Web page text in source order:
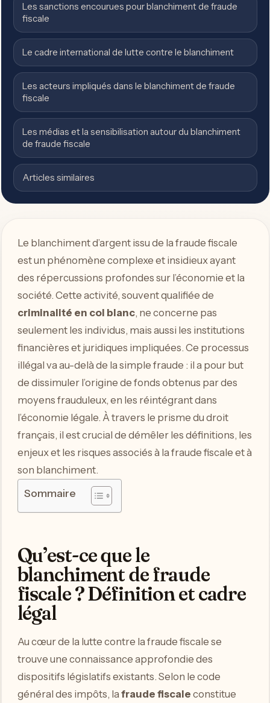
Les sanctions encourues pour blanchiment de fraude
fiscale
Le cadre international de lutte contre le blanchiment
Les acteurs impliqués dans le blanchiment de fraude
fiscale
Les médias et la sensibilisation autour du blanchiment
de fraude fiscale
Articles similaires
Le blanchiment d’argent issu de la fraude fiscale
est un phénomène complexe et insidieux ayant
des répercussions profondes sur l’économie et la
société. Cette activité, souvent qualifiée de
criminalité en col blanc, ne concerne pas
seulement les individus, mais aussi les institutions
financières et juridiques impliquées. Ce processus
illégal va au-delà de la simple fraude : il a pour but
de dissimuler l’origine de fonds obtenus par des
moyens frauduleux, en les réintégrant dans
l’économie légale. À travers le prisme du droit
français, il est crucial de démêler les définitions, les
enjeux et les risques associés à la fraude fiscale et à
son blanchiment.
Sommaire
Qu’est-ce que le
blanchiment de fraude
fiscale ? Définition et cadre
légal
Au cœur de la lutte contre la fraude fiscale se
trouve une connaissance approfondie des
dispositifs législatifs existants. Selon le code
général des impôts, lafraude fiscale constitue